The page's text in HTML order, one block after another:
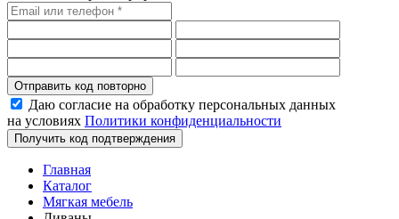
Отправить код повторно
Даю согласие на обработку персональных данных
на условиях Политики конфиденциальности
Получить код подтверждения
Главная
Каталог
Мягкая мебель